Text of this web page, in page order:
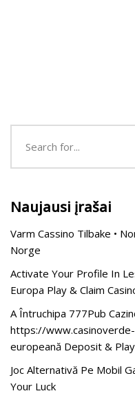
Naujausi įrašai
Varm Cassino Tilbake •
Norge
Activate Your Profile In
Europa Play & Claim
A Întruchipa 777Pub
https://
europeană Deposit & Play
Joc Alternativă Pe Mobil
Your Luck